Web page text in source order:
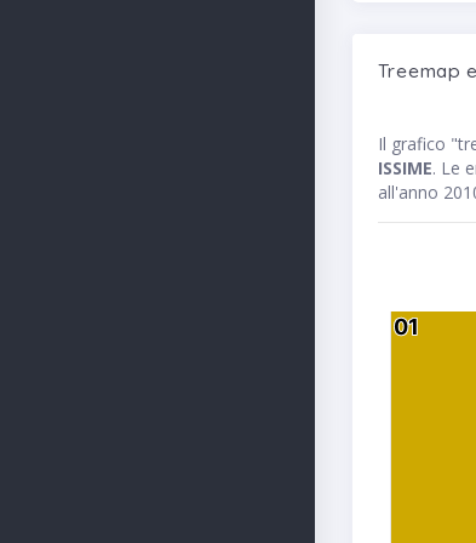
Treemap
Il grafico
ISSIME. Le
all'anno
01
01